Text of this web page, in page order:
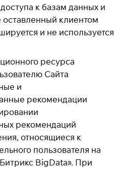
к базам данных и
клиентом
и не используется
ресурса
Сайта
и
рекомендации
рекомендаций
относящиеся к
пользователя на
BigData». При